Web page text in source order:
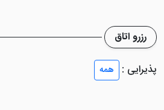
طرح پارکت ها، فضای اتاق ها را
هستند، یعنی کنار هم قرار گرفته اند.
رزرو اتاق
پذیرایی :
همه